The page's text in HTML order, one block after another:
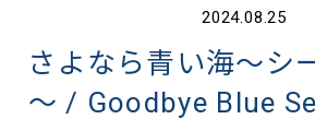
2024.08.25
さよなら青い海～シ
～ / Goodbye Blue